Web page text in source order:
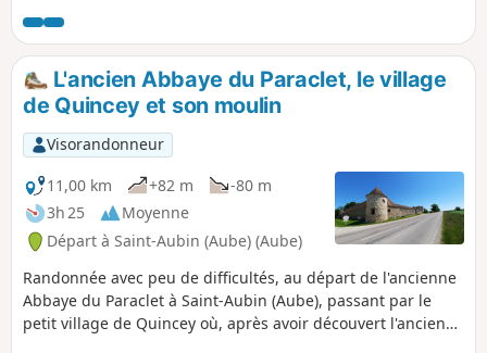
de la Brie en atteignant Provins, dont les monuments
emblématiques (tour César et dôme de la Collégiale Saint-
Quiriace) se voient de loin par beau temps, matérialisant la
destination de l'étape !
L'ancien Abbaye du Paraclet, le village
de Quincey et son moulin
Visorandonneur
11,00 km
+82 m
-80 m
3h 25
Moyenne
Départ à Saint-Aubin (Aube) (Aube)
Randonnée avec peu de difficultés, au départ de l'ancienne
Abbaye du Paraclet à Saint-Aubin (Aube), passant par le
petit village de Quincey où, après avoir découvert l'ancien